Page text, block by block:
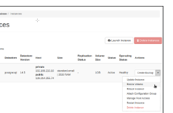
OAuth2-välityspalvelin
Pod (anti)